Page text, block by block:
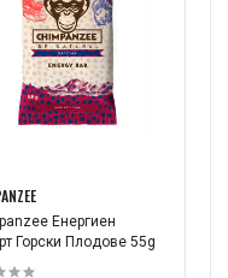
Енергиен
Горски Плодове 55g